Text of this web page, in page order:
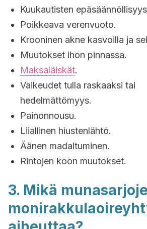
Kuukautisten
Poikkeava verenvuoto.
Krooninen akne kasvoilla ja
Muutokset ihon pinnassa.
Maksaläiskät.
Vaikeudet tulla raskaaksi tai
hedelmättömyys.
Painonnousu.
Liiallinen hiustenlähtö.
Äänen madaltuminen.
Rintojen koon muutokset.
3. Mikä